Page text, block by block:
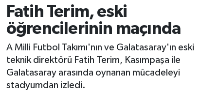
Fatih Terim, eski
öğrencilerinin maçında
A Milli Futbol Takımı'nın ve Galatasaray'ın eski
teknik direktörü Fatih Terim, Kasımpaşa ile
Galatasaray arasında oynanan mücadeleyi
stadyumdan izledi.
Rize Jandarma Komutanlığı
Bilim Teknoloji
Advertising news
Süper Lig Puan Durumu ve Fikstür
Tüm Manşetler
Haber Arşivi